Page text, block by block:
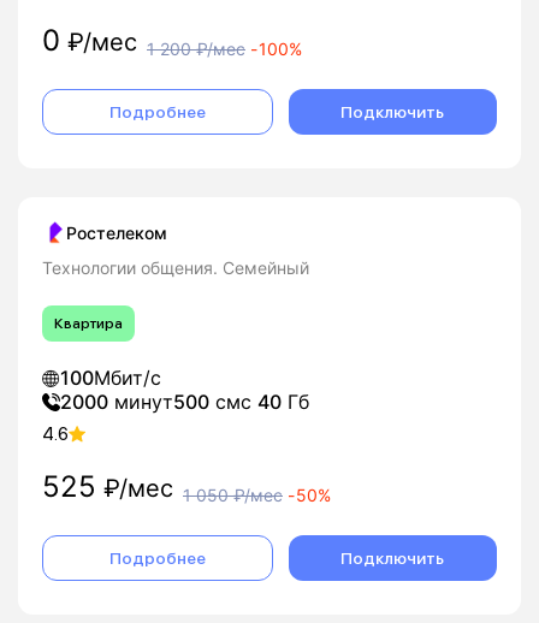
0 ₽/мес 1 200₽/мес -100%
Подробнее Подключить
Ростелеком
Технологии общения. Семейный
Квартира
100Мбит/с
2000 минут500 смс 40 Гб
4.6
525 ₽/мес 1 050₽/мес -50%
Подробнее Подключить